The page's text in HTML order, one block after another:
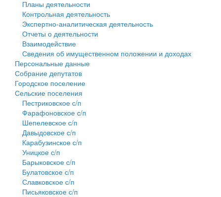
Городское поселение
Сельские поселения
Планы деятельности
Контрольная деятельность
Экспертно-аналитическая деятельность
Отчеты о деятельности
Взаимодействие
Сведения об имущественном положении и доходах
Персональные данные
Собрание депутатов
Городское поселение
Сельские поселения
Пестриковское с/п
Фарафоновское с/п
Шепелевское с/п
Давыдовское с/п
Карабузинское с/п
Уницкое с/п
Барыковское с/п
Булатовское с/п
Славковское с/п
Письяковское с/п